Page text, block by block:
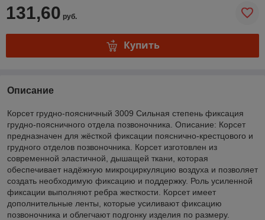
131,60 руб.
Купить
Описание
Корсет грудно-поясничный 3009 Сильная степень фиксация
грудно-поясничного отдела позвоночника. Описание: Корсет
предназначен для жёсткой фиксации пояснично-крестцового и
грудного отделов позвоночника. Корсет изготовлен из
современной эластичной, дышащей ткани, которая
обеспечивает надёжную микроциркуляцию воздуха и позволяет
создать необходимую фиксацию и поддержку. Роль усиленной
фиксации выполняют ребра жесткости. Корсет имеет
дополнительные ленты, которые усиливают фиксацию
позвоночника и облегчают подгонку изделия по размеру.